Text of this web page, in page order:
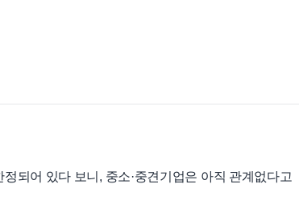
되어 있다 보니, 중소·중견기업은 아직 관계없다고